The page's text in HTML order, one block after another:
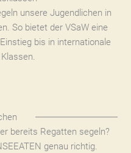
unsere Jugendlichen in
So bietet der VSaW eine
bis in internationale
bereits Regatten segeln?
genau richtig.